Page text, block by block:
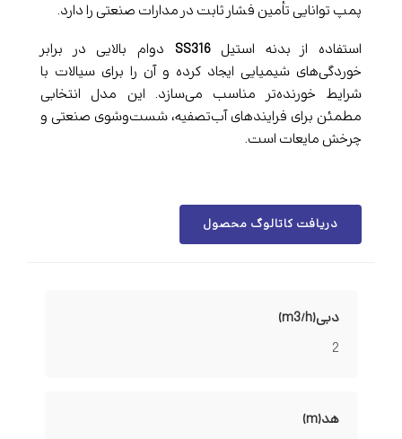
پمپ توانایی تأمین فشار ثابت در مدارات صنعتی را دارد.
استفاده از بدنه استیلSS316 دوام بالایی در برابر
خوردگی‌های شیمیایی ایجاد کرده و آن را برای سیالات با
شرایط خورنده‌تر مناسب می‌سازد. این مدل انتخابی
مطمئن برای فرایندهای آب‌تصفیه، شست‌وشوی صنعتی و
چرخش مایعات است.
دریافت کاتالوگ محصول
دبی(m3/h)
2
هد(m)